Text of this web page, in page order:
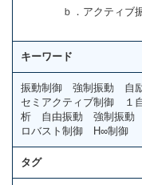
ｂ．アクティブ振
キーワード
振動制御 強制振動 自
セミアクティブ制御 １
析 自由振動 強制振動
ロバスト制御 H∞制御
タグ